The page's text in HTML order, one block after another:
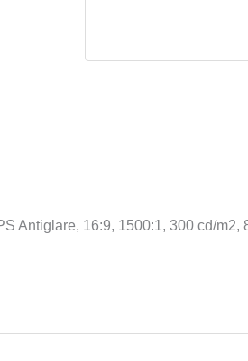
120
Antiglare, 16:9, 1500:1, 300 cd/